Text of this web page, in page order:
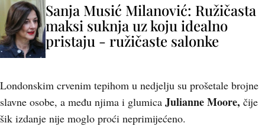
Sanja Musić Milanović: Ružičasta
maksi suknja uz koju idealno
pristaju - ružičaste salonke
Londonskim crvenim tepihom u nedjelju su prošetale brojne
slavne osobe, a među njima i glumica Julianne Moore, čije
šik izdanje nije moglo proći neprimijećeno.